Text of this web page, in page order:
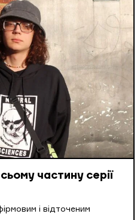
частину серії
і відточеним